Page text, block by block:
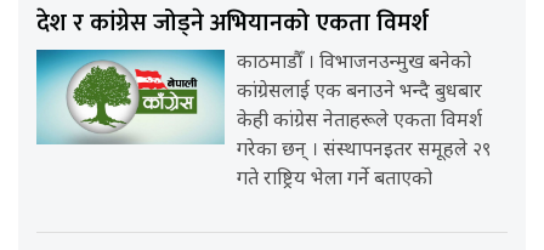
देश र कांग्रेस जोड्ने अभियानको एकता विमर्श
काठमाडौँ । विभाजनउन्मुख बनेको
कांग्रेसलाई एक बनाउने भन्दै बुधबार
केही कांग्रेस नेताहरूले एकता विमर्श
गरेका छन् । संस्थापनइतर समूहले २९
गते राष्ट्रिय भेला गर्ने बताएको